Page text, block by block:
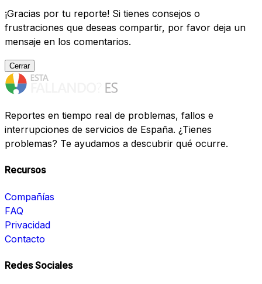
¡Gracias por tu reporte! Si tienes consejos o
frustraciones que deseas compartir, por favor deja un
mensaje en los comentarios.
Cerrar
Reportes en tiempo real de problemas, fallos e
interrupciones de servicios de España. ¿Tienes
problemas? Te ayudamos a descubrir qué ocurre.
Recursos
Compañías
FAQ
Privacidad
Contacto
Redes Sociales